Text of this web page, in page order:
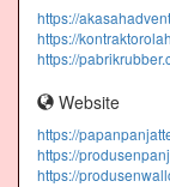
https://
https://
https://
Website
https://
https://
https://